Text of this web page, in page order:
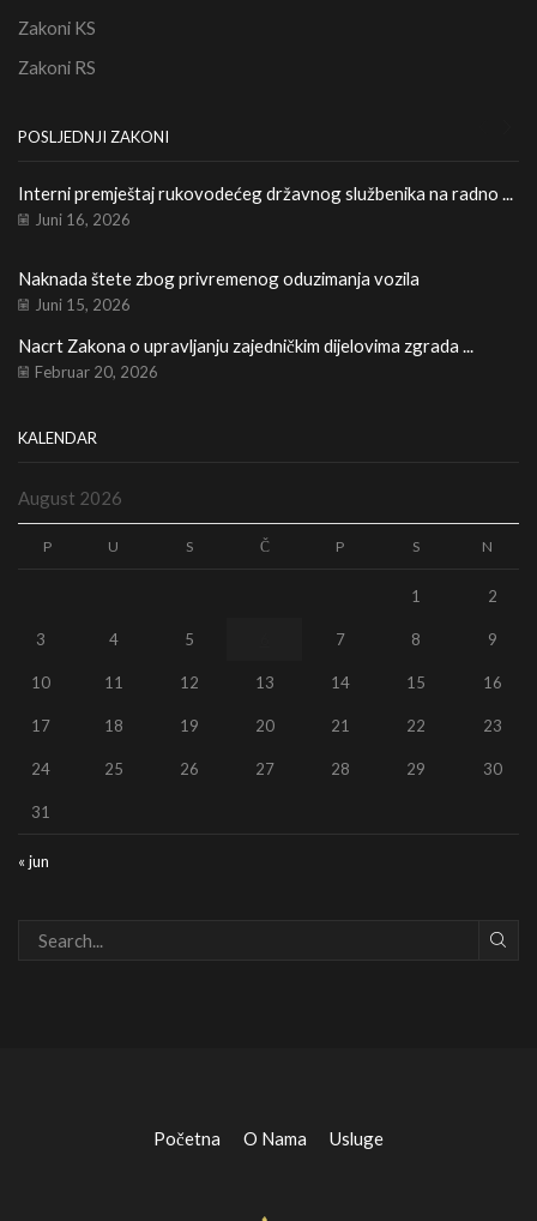
Zakoni KS
Zakoni RS
POSLJEDNJI ZAKONI
Interni premještaj rukovodećeg državnog službenika na radno ...
Juni 16, 2026
Naknada štete zbog privremenog oduzimanja vozila
Juni 15, 2026
Nacrt Zakona o upravljanju zajedničkim dijelovima zgrada ...
Februar 20, 2026
KALENDAR
August 2026
P U S Č P S N
« jun
1 2
3 4 5 7 8 9
10 11 12 13 14 15 16
17 18 19 20 21 22 23
24 25 26 27 28 29 30
31
Početna O Nama Usluge